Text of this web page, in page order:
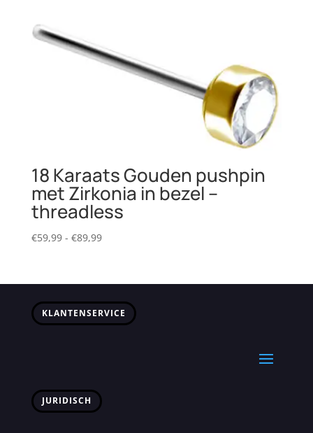
18 Karaats Gouden pushpin
met Zirkonia in bezel –
threadless
€59,99 - €89,99Prijsklasse:
€89,99
KLANTENSERVICE
JURIDISCH